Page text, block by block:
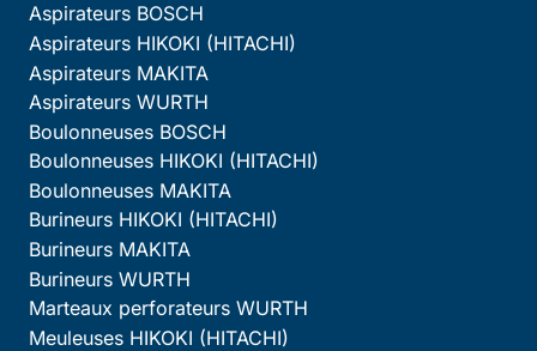
Aspirateurs BOSCH
Aspirateurs HIKOKI (HITACHI)
Aspirateurs MAKITA
Aspirateurs WURTH
Boulonneuses BOSCH
Boulonneuses HIKOKI (HITACHI)
Boulonneuses MAKITA
Burineurs HIKOKI (HITACHI)
Burineurs MAKITA
Burineurs WURTH
Marteaux perforateurs WURTH
Meuleuses HIKOKI (HITACHI)